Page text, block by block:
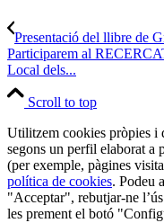
Presentació del llibre de
Participarem al
Local dels...
Scroll to top
Utilitzem cookies pròpies i
segons un perfil elaborat a
(per exemple, pàgines
política de cookies. Podeu
"Acceptar", rebutjar-ne
les prement el botó